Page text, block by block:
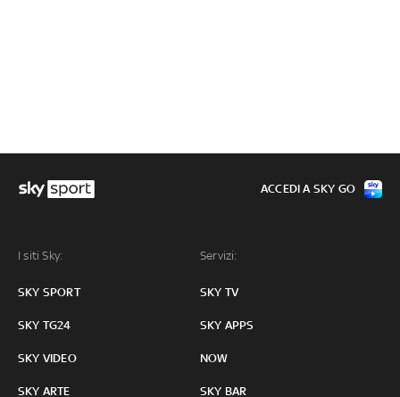
I siti Sky:
SKY SPORT
SKY TG24
SKY VIDEO
SKY ARTE
Servizi:
SKY TV
SKY APPS
NOW
SKY BAR
ACCEDI A SKY GO